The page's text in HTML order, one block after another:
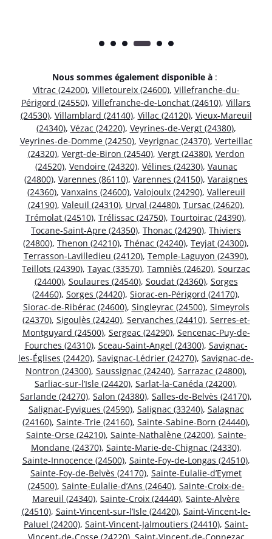
Nous sommes également disponible à :
Vitrac (24200), Villetoureix (24600), Villefranche-du-
Périgord (24550), Villefranche-de-Lonchat (24610), Villars
(24530), Villamblard (24140), Villac (24120), Vieux-Mareuil
(24340), Vézac (24220), Veyrines-de-Vergt (24380),
Veyrines-de-Domme (24250), Veyrignac (24370), Verteillac
(24320), Vergt-de-Biron (24540), Vergt (24380), Verdon
(24520), Vendoire (24320), Vélines (24230), Vaunac
(24800), Varennes (86110), Varennes (24150), Varaignes
(24360), Vanxains (24600), Valojoulx (24290), Vallereuil
(24190), Valeuil (24310), Urval (24480), Tursac (24620),
Trémolat (24510), Trélissac (24750), Tourtoirac (24390),
Tocane-Saint-Apre (24350), Thonac (24290), Thiviers
(24800), Thenon (24210), Thénac (24240), Teyjat (24300),
Terrasson-Lavilledieu (24120), Temple-Laguyon (24390),
Teillots (24390), Tayac (33570), Tamniès (24620), Sourzac
(24400), Soulaures (24540), Soudat (24360), Sorges
(24460), Sorges (24420), Siorac-en-Périgord (24170),
Siorac-de-Ribérac (24600), Singleyrac (24500), Simeyrols
(24370), Sigoulès (24240), Servanches (24410), Serres-et-
Montguyard (24500), Sergeac (24290), Sencenac-Puy-de-
Fourches (24310), Sceau-Saint-Angel (24300), Savignac-
les-Églises (24420), Savignac-Lédrier (24270), Savignac-de-
Nontron (24300), Saussignac (24240), Sarrazac (24800),
Sarliac-sur-l’Isle (24420), Sarlat-la-Canéda (24200),
Sarlande (24270), Salon (24380), Salles-de-Belvès (24170),
Salignac-Eyvigues (24590), Salignac (33240), Salagnac
(24160), Sainte-Trie (24160), Sainte-Sabine-Born (24440),
Sainte-Orse (24210), Sainte-Nathalène (24200), Sainte-
Mondane (24370), Sainte-Marie-de-Chignac (24330),
Sainte-Innocence (24500), Sainte-Foy-de-Longas (24510),
Sainte-Foy-de-Belvès (24170), Sainte-Eulalie-d’Eymet
(24500), Sainte-Eulalie-d’Ans (24640), Sainte-Croix-de-
Mareuil (24340), Sainte-Croix (24440), Sainte-Alvère
(24510), Saint-Vincent-sur-l’Isle (24420), Saint-Vincent-le-
Paluel (24200), Saint-Vincent-Jalmoutiers (24410), Saint-